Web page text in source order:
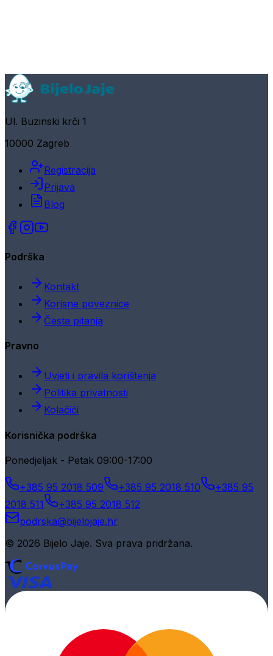
Ul. Buzinski krči 1
10000 Zagreb
Registracija
Prijava
Blog
Podrška
Kontakt
Korisne poveznice
Česta pitanja
Pravno
Uvjeti i pravila korištenja
Politika privatnosti
Kolačići
Korisnička podrška
Ponedjeljak - Petak 09:00-17:00
+385 95 2018 509 +385 95 2018 510
+385 95
2018 511
+385 95 2018 512
podrska@bijelojaje.hr
© 2026 Bijelo Jaje. Sva prava pridržana.